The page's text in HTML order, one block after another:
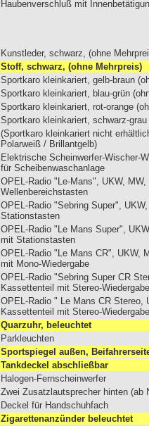
Haubenverschluß mit
Kunstleder, schwarz, (ohne
Stoff, schwarz, (ohne Mehrpreis)
Sportkaro kleinkariert, gelb-braun
Sportkaro kleinkariert, blau-grün
Sportkaro kleinkariert, rot-orange
Sportkaro kleinkariert, schwarz-
(Sportkaro kleinkariert nicht
Polarweiß / Brillantgelb)
Elektrische Scheinwerfer-Wischer-
für Scheibenwaschanlage
OPEL-Radio "Le-Mans", UKW,
Wellenbereichstasten
OPEL-Radio "Sebring Super",
Stationstasten
OPEL-Radio "Le Mans Super",
mit Stationstasten
OPEL-Radio "Le Mans CR", UKW,
mit Mono-Wiedergabe
OPEL-Radio "Sebring Super CR
Kassettenteil mit Stereo-
OPEL-Radio " Le Mans CR Stereo,
Kassettenteil mit Stereo-
Quarzuhr, beleuchtet
Parkleuchten
Sportspiegel außen,
Tankdeckel abschließbar
Halogen-Fernscheinwerfer
Zwei Zusatzlautsprecher hinten (ab
Deckel für Handschuhfach
Zigarettenanzünder beleuchtet